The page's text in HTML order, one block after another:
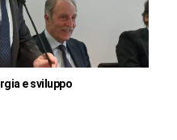
e sviluppo